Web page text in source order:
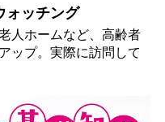
ォッチング
人ホームなど、高齢者
ップ。実際に訪問して